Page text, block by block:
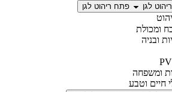
לגן פתח ריהוט לגן
ובניה
ומשפחה
וטבע